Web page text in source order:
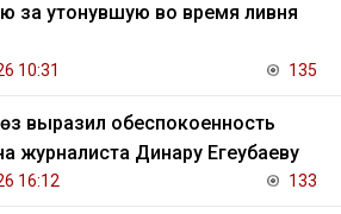
за утонувшую во время ливня
10:31 135
выразил обеспокоенность
журналиста Динару Егеубаеву
16:12 133